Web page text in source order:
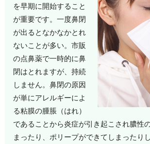
を早期に開始すること
が重要です。一度鼻閉
が出るとなかなかとれ
ないことが多い。市販
の点鼻薬で一時的に鼻
閉はとれますが、持続
しません。鼻閉の原因
が単にアレルギーによ
る粘膜の腫脹（はれ）
であることから炎症が引き起こされ膿性
まったり、ポリープができてしまったり